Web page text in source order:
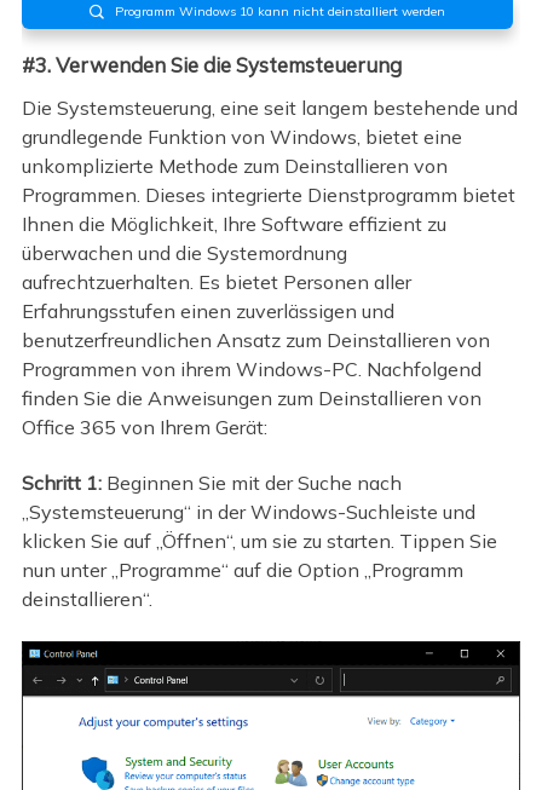
 Programm Windows 10 kann nicht deinstalliert werden
#3. Verwenden Sie die Systemsteuerung
Die Systemsteuerung, eine seit langem bestehende und
grundlegende Funktion von Windows, bietet eine
unkomplizierte Methode zum Deinstallieren von
Programmen. Dieses integrierte Dienstprogramm bietet
Ihnen die Möglichkeit, Ihre Software effizient zu
überwachen und die Systemordnung
aufrechtzuerhalten. Es bietet Personen aller
Erfahrungsstufen einen zuverlässigen und
benutzerfreundlichen Ansatz zum Deinstallieren von
Programmen von ihrem Windows-PC. Nachfolgend
finden Sie die Anweisungen zum Deinstallieren von
Office 365 von Ihrem Gerät:
Schritt 1:Beginnen Sie mit der Suche nach
„Systemsteuerung“ in der Windows-Suchleiste und
klicken Sie auf „Öffnen“, um sie zu starten. Tippen Sie
nun unter „Programme“ auf die Option „Programm
deinstallieren“.